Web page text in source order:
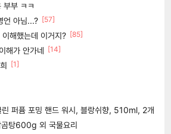
부부 ㅋㅋ
언 아님...? [57]
해했는데 이거지? [85]
해가 안가네
[14]
[1]
퍼퓸 포밍 핸드 워시, 블랑쉬향, 510ml, 2개
곰탕600g 외 국물요리